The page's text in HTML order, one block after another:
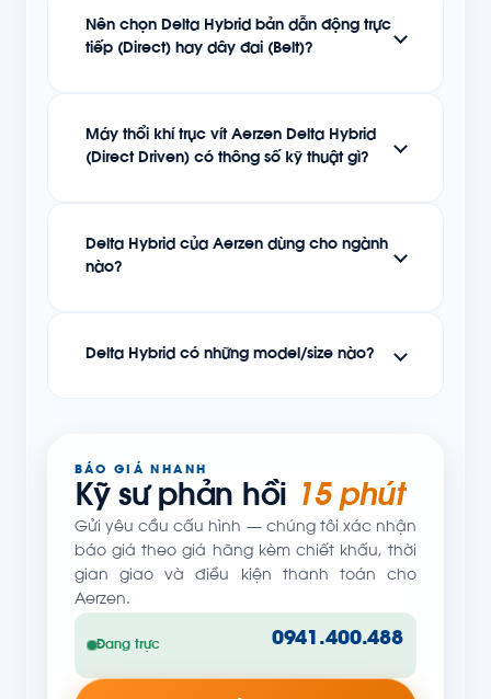
Nên chọn Delta Hybrid bản dẫn động trực
tiếp (Direct) hay dây đai (Belt)?
Máy thổi khí trục vít Aerzen Delta Hybrid
(Direct Driven) có thông số kỹ thuật gì?
Delta Hybrid của Aerzen dùng cho ngành
nào?
Delta Hybrid có những model/size nào?
BÁO GIÁ NHANH
Kỹ sư phản hồi 15 phút
Gửi yêu cầu cấu hình — chúng tôi xác nhận
báo giá theo giá hãng kèm chiết khấu, thời
gian giao và điều kiện thanh toán cho
Aerzen.
Đang trực 0941.400.488